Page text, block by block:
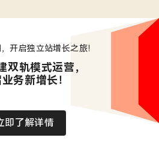
开启独立站增长之旅！
双轨模式运营，
务新增长！
即了解详情